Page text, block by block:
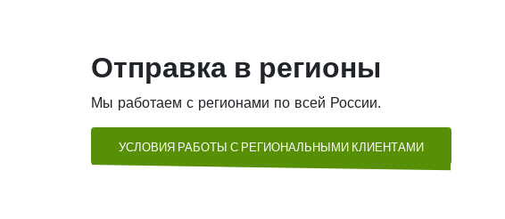
Отправка в регионы
Мы работаем с регионами по всей России.
УСЛОВИЯ РАБОТЫ С РЕГИОНАЛЬНЫМИ КЛИЕНТАМИ